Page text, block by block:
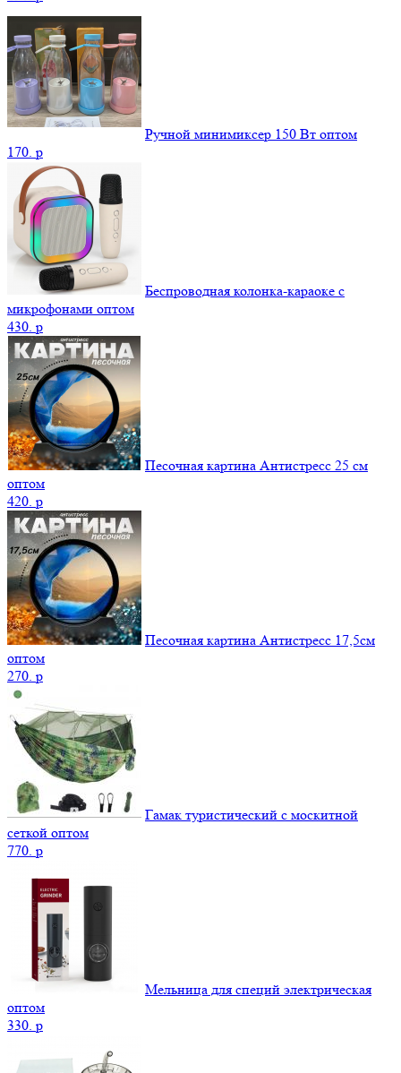
Ручной минимиксер 150 Вт оптом
170. p
Беспроводная колонка-караоке с
микрофонами оптом
430. p
Песочная картина Антистресс 25 см
оптом
420. p
Песочная картина Антистресс 17,5см
оптом
270. p
Гамак туристический с москитной
сеткой оптом
770. p
Мельница для специй электрическая
оптом
330. p